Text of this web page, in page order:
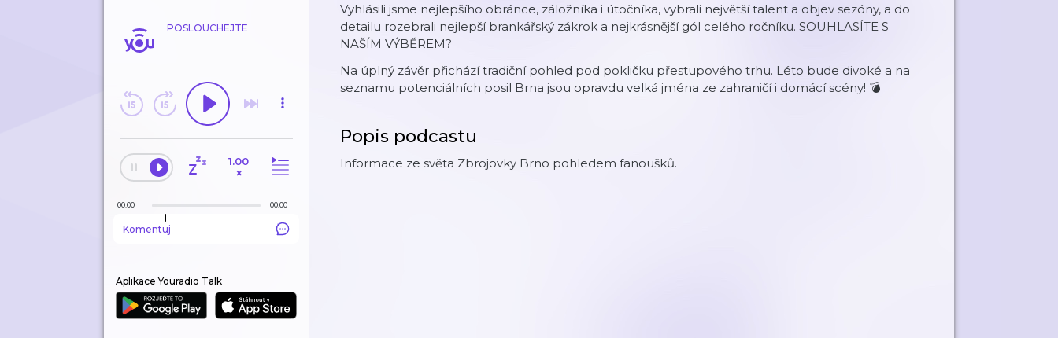
POSLOUCHEJTE
1.00
×
00:00 00:00
Komentuj
Aplikace Youradio Talk
Vyhlásili jsme nejlepšího obránce, záložníka i útočníka, vybrali největší talent a objev sezóny, a do
detailu rozebrali nejlepší brankářský zákrok a nejkrásnější gól celého ročníku. SOUHLASÍTE S
NAŠÍM VÝBĚREM?
Na úplný závěr přichází tradiční pohled pod pokličku přestupového trhu. Léto bude divoké a na
seznamu potenciálních posil Brna jsou opravdu velká jména ze zahraničí i domácí scény! 💣
Popis podcastu
Informace ze světa Zbrojovky Brno pohledem fanoušků.